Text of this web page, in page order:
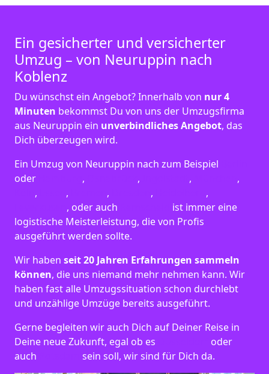
Ein gesicherter und versicherter
Umzug – von Neuruppin nach
Koblenz
Du wünschst ein Angebot? Innerhalb von nur 4
Minuten bekommst Du von uns der Umzugsfirma
aus Neuruppin ein unverbindliches Angebot, das
Dich überzeugen wird.
Ein Umzug von Neuruppin nach zum Beispiel
oder
, , ,
,
, , , ,
,
, oder auch
ist immer eine
logistische Meisterleistung, die von Profis
ausgeführt werden sollte.
Wir haben seit20 Jahren Erfahrungen sammeln
können, die uns niemand mehr nehmen kann. Wir
haben fast alle Umzugssituation schon durchlebt
und unzählige Umzüge bereits ausgeführt.
Gerne begleiten wir auch Dich auf Deiner Reise in
Deine neue Zukunft, egal ob es
oder
auch
sein soll, wir sind für Dich da.